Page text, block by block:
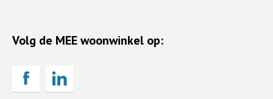
Volg de MEE woonwinkel op: